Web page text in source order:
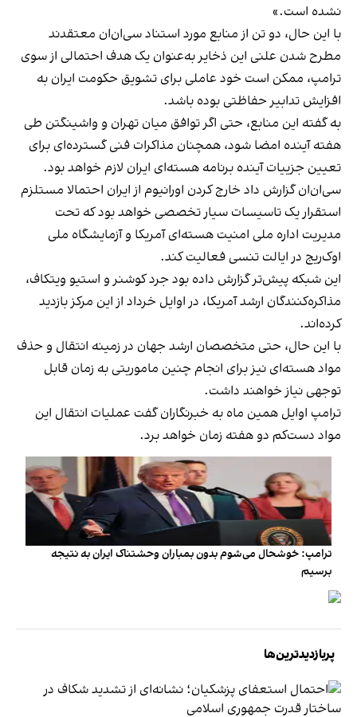
نشده است.»
با این حال، دو تن از منابع مورد استناد سی‌ان‌ان معتقدند
مطرح شدن علنی این ذخایر به‌عنوان یک هدف احتمالی از سوی
ترامپ، ممکن است خود عاملی برای تشویق حکومت ایران به
افزایش تدابیر حفاظتی بوده باشد.
به گفته این منابع، حتی اگر توافق میان تهران و واشینگتن طی
هفته آینده امضا شود، همچنان مذاکرات فنی گسترده‌ای برای
تعیین جزییات آینده برنامه هسته‌ای ایران لازم خواهد بود.
سی‌ان‌ان گزارش داد خارج کردن اورانیوم از ایران احتمالا مستلزم
استقرار یک تاسیسات سیار تخصصی خواهد بود که تحت
مدیریت اداره ملی امنیت هسته‌ای آمریکا و آزمایشگاه ملی
اوک‌ریج در ایالت تنسی فعالیت کند.
این شبکه پیش‌تر گزارش داده بود جرد کوشنر و استیو ویتکاف،
مذاکره‌کنندگان ارشد آمریکا، در اوایل خرداد از این مرکز بازدید
کرده‌اند.
با این حال، حتی متخصصان ارشد جهان در زمینه انتقال و حذف
مواد هسته‌ای نیز برای انجام چنین ماموریتی به زمان قابل
توجهی نیاز خواهند داشت.
ترامپ اوایل همین ماه به خبرنگاران گفت عملیات انتقال این
مواد دست‌کم دو هفته زمان خواهد برد.
ترامپ: خوشحال می‌شوم بدون بمباران وحشتناک ایران به نتیجه
برسیم
پربازدیدترین‌ها